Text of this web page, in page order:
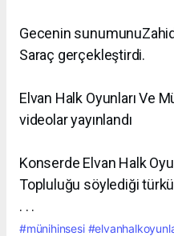
Gecenin
Saraç gerçekleştirdi.
Elvan Halk Oyunları Ve
videolar yayınlandı
Konserde Elvan Halk
Topluluğu söylediği
. . .
#münihinsesi